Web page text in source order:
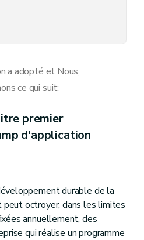
technique »
de la gestion des données - Décret du 25 avril 2024, art.32)
abrogatoires et transitoires
a adopté et Nous,
ce qui suit:
premier
d'application
durable de la
peut octroyer, dans les limites
annuellement, des
qui réalise un programme